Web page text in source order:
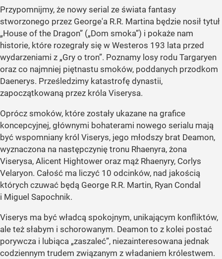
Przypomnijmy, że nowy serial ze świata fantasy
stworzonego przez George'a R.R. Martina będzie nosił tytuł
„House of the Dragon” („Dom smoka”) i pokaże nam
historie, które rozegrały się w Westeros 193 lata przed
wydarzeniami z „Gry o tron”. Poznamy losy rodu Targaryen
oraz co najmniej piętnastu smoków, poddanych przodkom
Daenerys. Prześledzimy katastrofę dynastii,
zapoczątkowaną przez króla Viserysa.
Oprócz smoków, które zostały ukazane na grafice
koncepcyjnej, głównymi bohaterami nowego serialu mają
być wspomniany król Viserys, jego młodszy brat Deamon,
wyznaczona na następczynię tronu Rhaenyra, żona
Viserysa, Alicent Hightower oraz mąż Rhaenyry, Corlys
Velaryon. Całość ma liczyć 10 odcinków, nad jakością
których czuwać będą George R.R. Martin, Ryan Condal
i Miguel Sapochnik.
Viserys ma być władcą spokojnym, unikającym konfliktów,
ale też słabym i schorowanym. Deamon to z kolei postać
porywcza i lubiąca „zaszaleć”, niezainteresowana jednak
codziennym trudem związanym z władaniem królestwem.